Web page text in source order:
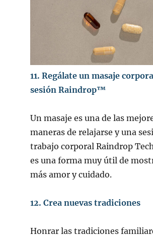
11. Regálate un masaje
sesión Raindrop™
Un masaje es una de las
maneras de relajarse y una
trabajo corporal Raindrop
es una forma muy útil de
más amor y cuidado.
12. Crea nuevas tradiciones
Honrar las tradiciones